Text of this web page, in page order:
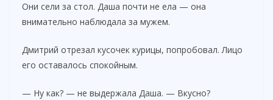
Они сели за стол. Даша почти не ела — она
внимательно наблюдала за мужем.
Дмитрий отрезал кусочек курицы, попробовал. Лицо
его оставалось спокойным.
— Ну как? — не выдержала Даша. — Вкусно?